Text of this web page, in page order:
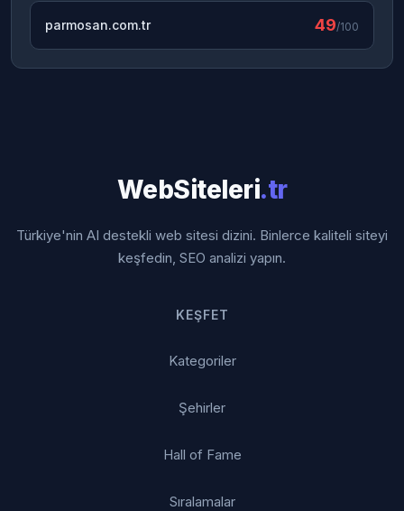
parmosan.com.tr 49/100
WebSiteleri.tr
Türkiye'nin AI destekli web sitesi dizini. Binlerce kaliteli siteyi
keşfedin, SEO analizi yapın.
KEŞFET
Kategoriler
Şehirler
Hall of Fame
Sıralamalar